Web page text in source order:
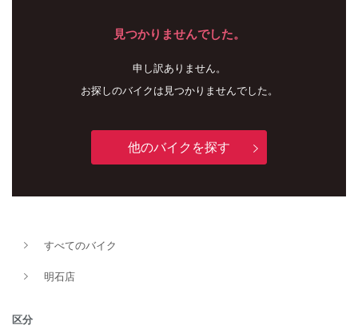
見つかりませんでした。
申し訳ありません。
お探しのバイクは見つかりませんでした。
他のバイクを探す
すべてのバイク
明石店
区分